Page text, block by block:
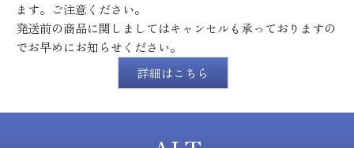
ます。ご注意ください。
発送前の商品に関しましてはキャンセルも承っておりますの
でお早めにお知らせください。
詳細はこちら